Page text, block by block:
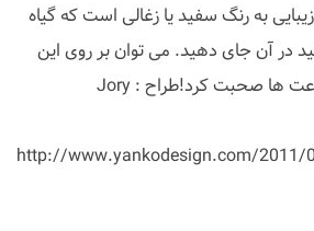
به رنگ سفید یا زغالی است که گیاه
در آن جای دهید. می توان بر روی این
نیمکت زیبا نشست و ساعت ها صحبت کرد!طراح : Jory
http://www.yankodesign.com/2011/